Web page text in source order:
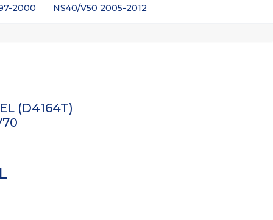
2000 NS40/V50 2005-2012
(D4164T)